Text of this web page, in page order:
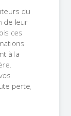
du
de leur
ces
à la
perte,